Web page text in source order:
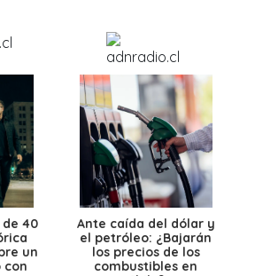
de 40
un
con
Ante caída del dólar y
el petróleo: ¿Bajarán
los precios de los
combustibles en